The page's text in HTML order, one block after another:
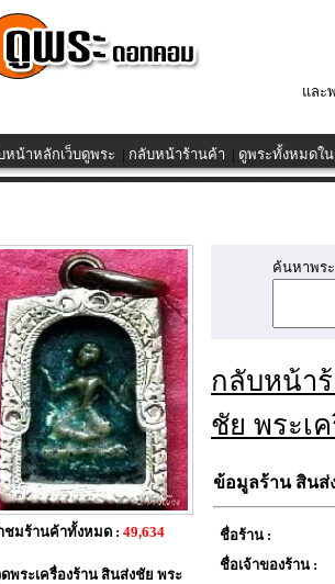
และ
หน้าหลักเว็บดูพระ | กลับหน้าร้านค้า | ดูพระทั้งหมดใ
ชมร้านค้าทั้งหมด : 49,634
พระเครื่องร้าน สินส่งชัย พระ
ค้นหาพร
กลับหน้า
ชัย พระเ
ข้อมูลร้าน สินส่
ชื่อร้าน :
ชื่อเจ้าของร้าน :